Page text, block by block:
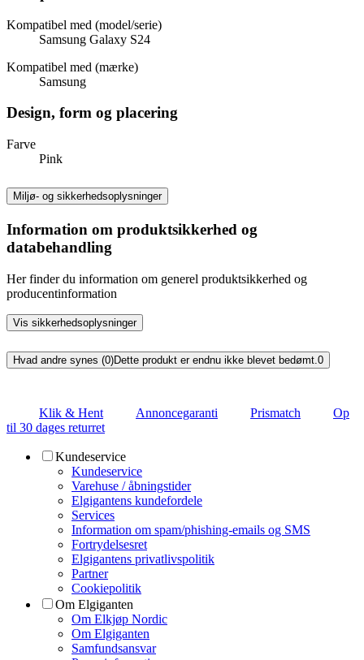
Kompatibel med (model/serie)
Samsung Galaxy S24
Kompatibel med (mærke)
Samsung
Design, form og placering
Farve
Pink
Miljø- og sikkerhedsoplysninger
Information om produktsikkerhed og
databehandling
Her finder du information om generel produktsikkerhed og
producentinformation
Vis sikkerhedsoplysninger
Hvad andre synes (0)Dette produkt er endnu ikke blevet bedømt.0
Klik & Hent Annoncegaranti Prismatch
Op
til 30 dages returret
Kundeservice
Kundeservice
Varehuse / åbningstider
Elgigantens kundefordele
Services
Information om spam/phishing-emails og SMS
Fortrydelsesret
Elgigantens privatlivspolitik
Partner
Cookiepolitik
Om Elgiganten
Om Elkjøp Nordic
Om Elgiganten
Samfundsansvar